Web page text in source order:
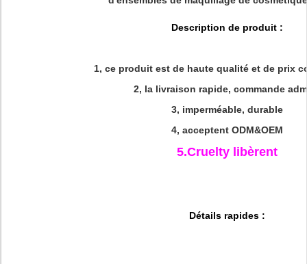
Description de produit :
1, ce produit est de haute qualité et de prix
2, la livraison rapide, commande
3, imperméable, durable
4, acceptent ODM&OEM
5.Cruelty libèrent
Détails rapides :